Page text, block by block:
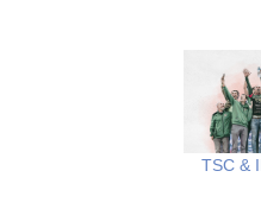
TSC &